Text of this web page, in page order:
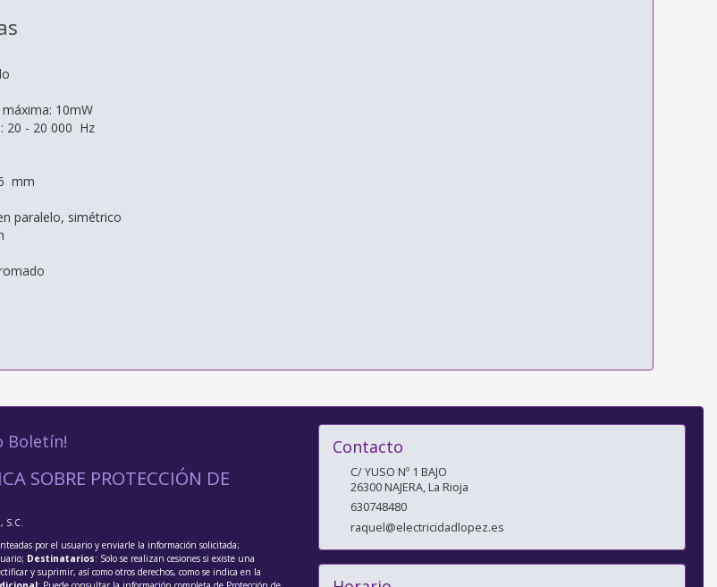
10mW
20 - 20 000 Hz
mm
paralelo, simétrico
Boletín!
SOBRE PROTECCIÓN DE
S.C.
por el usuario y enviarle la información solicitada;
Destinatarios: Solo se realizan cesiones si existe una
y suprimir, así como otros derechos, como se indica en la
Contacto
C/ YUSO Nº 1 BAJO
26300NAJERA,La Rioja
630748480
raquel@electricidadlopez.es